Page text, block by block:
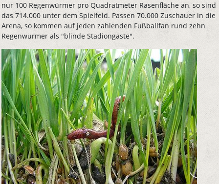
nur 100 Regenwürmer pro Quadratmeter Rasenfläche an, so sind
das 714.000 unter dem Spielfeld. Passen 70.000 Zuschauer in die
Arena, so kommen auf jeden zahlenden Fußballfan rund zehn
Regenwürmer als "blinde Stadiongäste".